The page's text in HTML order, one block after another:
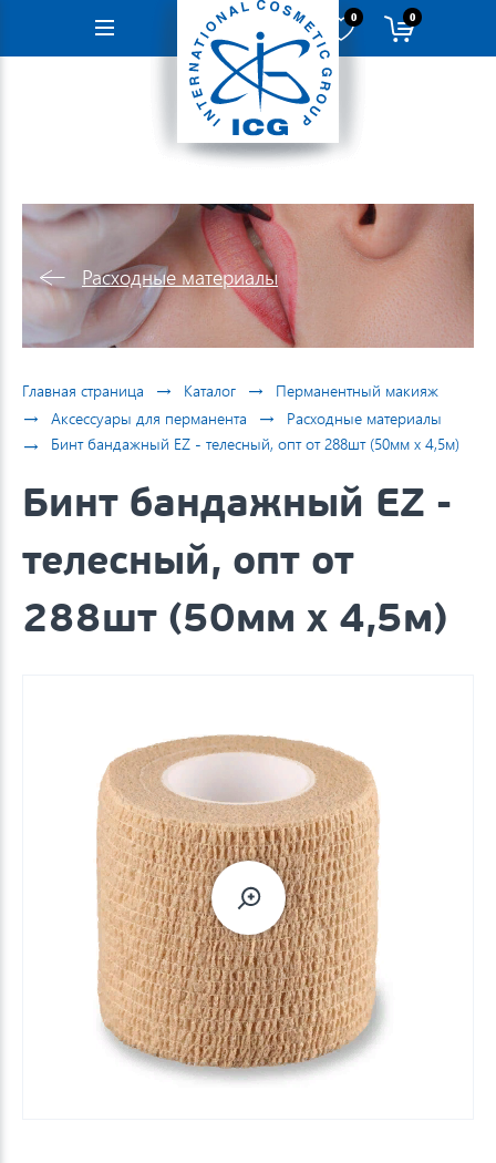
Навигация
0 0
Расходные материалы
Главная страница → Каталог → Перманентный макияж
→ Аксессуары для перманента → Расходные материалы
→ Бинт бандажный EZ - телесный, опт от 288шт (50мм х 4,5м)
Бинт бандажный EZ -
телесный, опт от
288шт (50мм х 4,5м)